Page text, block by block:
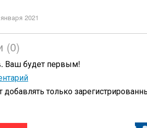
2021
(0)
Ваш будет первым!
только